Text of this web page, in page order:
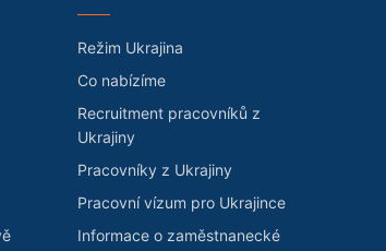
Režim Ukrajina
Co nabízíme
Recruitment pracovníků z
Ukrajiny
Pracovníky z Ukrajiny
Pracovní vízum pro Ukrajince
Informace o zaměstnanecké